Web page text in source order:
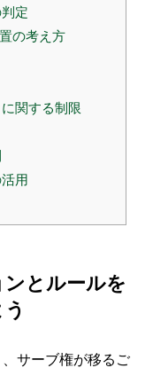
定
の考え方
関する制限
用
とルールを
サーブ権が移るご